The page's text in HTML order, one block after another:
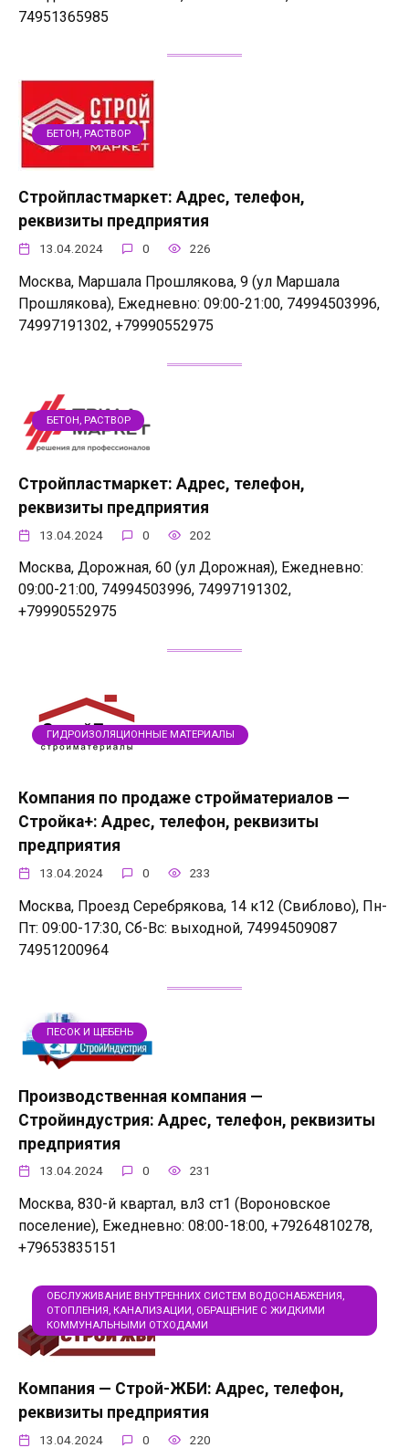
74951365985
БЕТОН, РАСТВОР
Стройпластмаркет: Адрес, телефон,
реквизиты предприятия
13.04.2024 0 226
Москва, Маршала Прошлякова, 9 (ул Маршала
Прошлякова), Ежедневно: 09:00-21:00, 74994503996,
74997191302, +79990552975
БЕТОН, РАСТВОР
Стройпластмаркет: Адрес, телефон,
реквизиты предприятия
13.04.2024 0 202
Москва, Дорожная, 60 (ул Дорожная), Ежедневно:
09:00-21:00, 74994503996, 74997191302,
+79990552975
ГИДРОИЗОЛЯЦИОННЫЕ МАТЕРИАЛЫ
Компания по продаже стройматериалов —
Стройка+: Адрес, телефон, реквизиты
предприятия
13.04.2024 0 233
Москва, Проезд Серебрякова, 14 к12 (Свиблово), Пн-
Пт: 09:00-17:30, Сб-Вс: выходной, 74994509087
74951200964
ПЕСОК И ЩЕБЕНЬ
Производственная компания —
Стройиндустрия: Адрес, телефон, реквизиты
предприятия
13.04.2024 0 231
Москва, 830-й квартал, вл3 ст1 (Вороновское
поселение), Ежедневно: 08:00-18:00, +79264810278,
+79653835151
ОБСЛУЖИВАНИЕ ВНУТРЕННИХ СИСТЕМ ВОДОСНАБЖЕНИЯ,
ОТОПЛЕНИЯ, КАНАЛИЗАЦИИ, ОБРАЩЕНИЕ С ЖИДКИМИ
КОММУНАЛЬНЫМИ ОТХОДАМИ
Компания — Строй-ЖБИ: Адрес, телефон,
реквизиты предприятия
13.04.2024 0 220